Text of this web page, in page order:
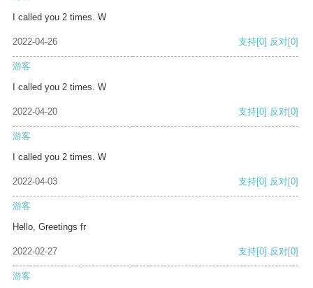
I called you 2 times. W
2022-04-26 支持[0] 反对[0]
游客
I called you 2 times. W
2022-04-20 支持[0] 反对[0]
游客
I called you 2 times. W
2022-04-03 支持[0] 反对[0]
游客
Hello, Greetings fr
2022-02-27 支持[0] 反对[0]
游客